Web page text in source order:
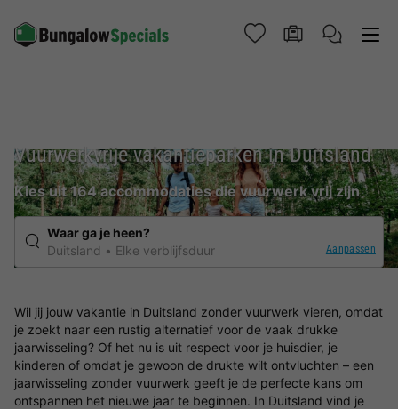
Vuurwerkvrije vakantieparken in Duitsland
Kies uit 164 accommodaties die vuurwerk vrij zijn
Waar ga je heen?
Duitsland
Elke verblijfsduur Aanpassen
Wil jij jouw vakantie in Duitsland zonder vuurwerk vieren, omdat
je zoekt naar een rustig alternatief voor de vaak drukke
jaarwisseling? Of het nu is uit respect voor je huisdier, je
kinderen of omdat je gewoon de drukte wilt ontvluchten – een
jaarwisseling zonder vuurwerk geeft je de perfecte kans om
ontspannen het nieuwe jaar te beginnen. In Duitsland vind je